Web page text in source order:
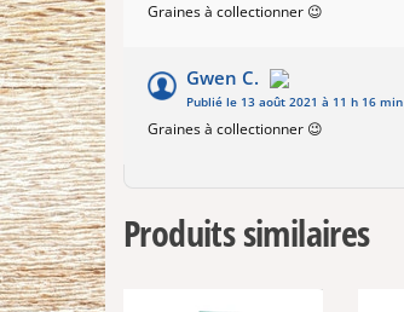
Graines à collectionner 😉
Gwen C.
Publié le 13 août 2021 à 11 h 16 min
Graines à collectionner 😉
Produits similaires